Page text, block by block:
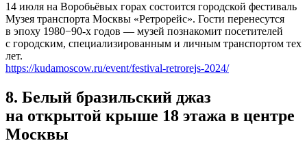
14 июля на Воробьёвых горах состоится городской фестиваль
Музея транспорта Москвы «Ретрорейс». Гости перенесутся
в эпоху 1980−90-х годов — музей познакомит посетителей
с городским, специализированным и личным транспортом тех
лет.
https://kudamoscow.ru/event/festival-retrorejs-2024/
8. Белый бразильский джаз
на открытой крыше 18 этажа в центре
Москвы